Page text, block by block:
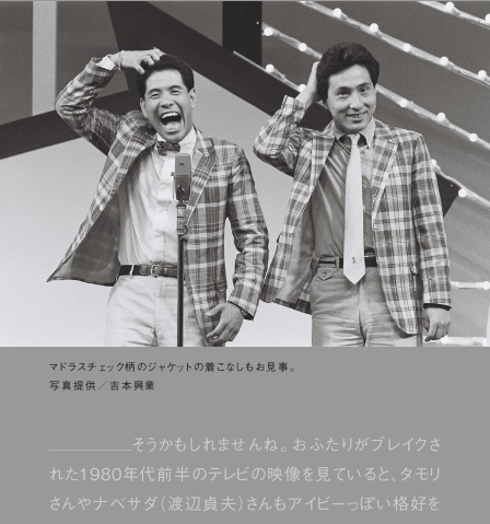
マドラスチェック柄のジャケットの着こなしもお見事。
写真提供／吉本興業
そうかもしれませんね。おふたりがブレイクさ
れた1980年代前半のテレビの映像を見ていると、タモリ
さんやナベサダ（渡辺貞夫）さんもアイビーっぽい格好を